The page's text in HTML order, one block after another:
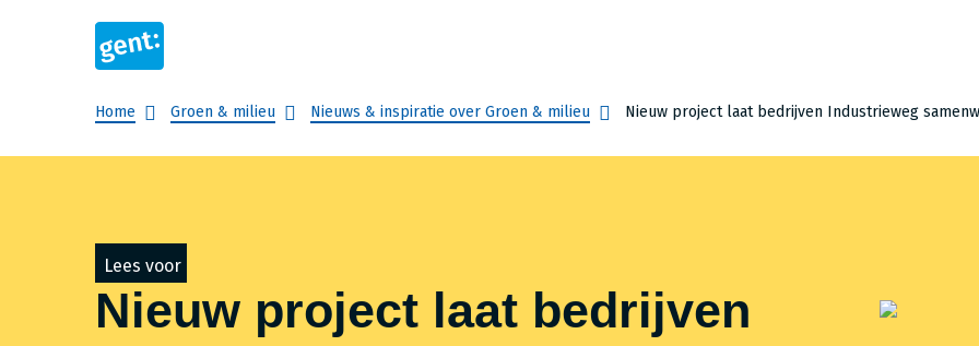
Breadcrumb
Home Groen & milieu Nieuws & inspiratie over Groen & milieu Nieuw project laat bedrijven Industrieweg
Lees voor
Nieuw project laat bedrijven